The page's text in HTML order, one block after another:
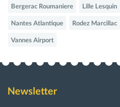
Bergerac Roumaniere Lille Lesquin
Nantes Atlantique Rodez Marcillac
Vannes Airport
Newsletter